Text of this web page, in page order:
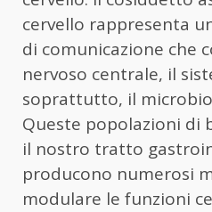
cervello rappresenta
di comunicazione che
nervoso centrale, il
soprattutto, il
Queste popolazioni di
il nostro tratto
producono numerosi
modulare le funzioni